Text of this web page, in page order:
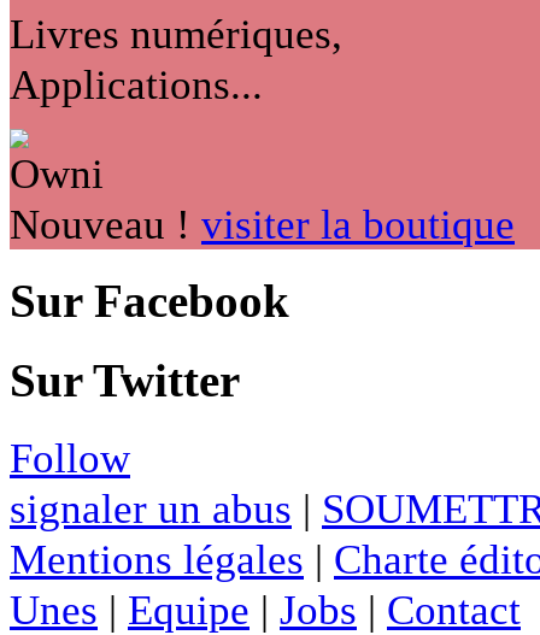
Livres numériques,
Applications...
Nouveau ! visiter la boutique
Sur Facebook
Sur Twitter
Follow
signaler un abus |
Mentions légales | Charte
Unes | Equipe | Jobs | Contact